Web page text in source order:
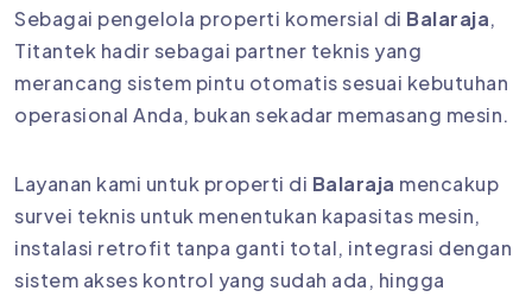
Sebagai pengelola properti komersial di Balaraja,
Titantek hadir sebagai partner teknis yang
merancang sistem pintu otomatis sesuai kebutuhan
operasional Anda, bukan sekadar memasang mesin.
Layanan kami untuk properti di Balaraja mencakup
survei teknis untuk menentukan kapasitas mesin,
instalasi retrofit tanpa ganti total, integrasi dengan
sistem akses kontrol yang sudah ada, hingga